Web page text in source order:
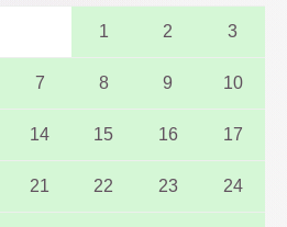
1 2 3
7 8 9 10
14 15 16 17
21 22 23 24